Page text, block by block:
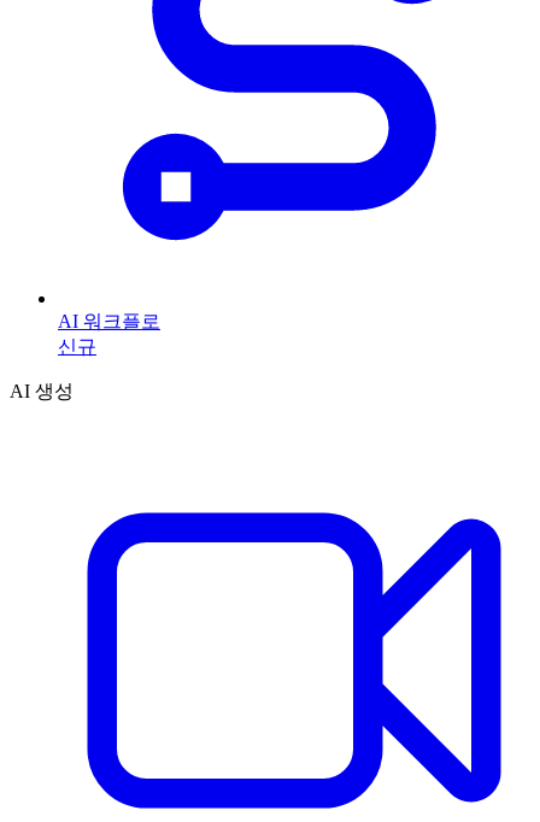
AI 워크플로
신규
AI 생성